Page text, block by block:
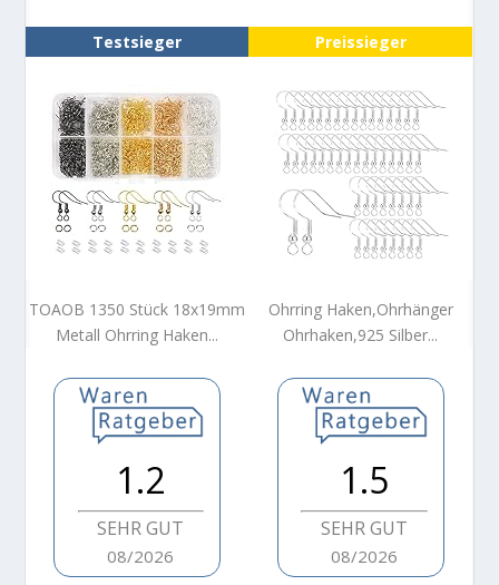
Testsieger Preissieger
TOAOB 1350 Stück 18x19mm
Metall Ohrring Haken...
Ohrring Haken,Ohrhänger
Ohrhaken,925 Silber...
1.2
SEHR GUT
08/2026
1.5
SEHR GUT
08/2026